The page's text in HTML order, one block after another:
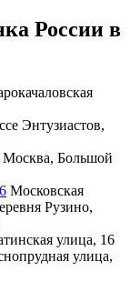
России в
Энтузиастов,
Москва, Большой
Московская
Рузино,
улица, 16
улица,